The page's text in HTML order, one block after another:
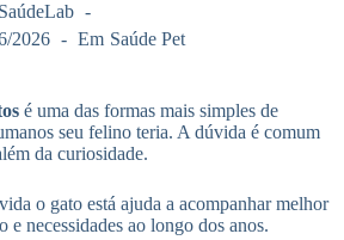
2026 Em Saúde Pet
é uma das formas mais simples de
seu felino teria. A dúvida é comum
da curiosidade.
o gato está ajuda a acompanhar melhor
e necessidades ao longo dos anos.